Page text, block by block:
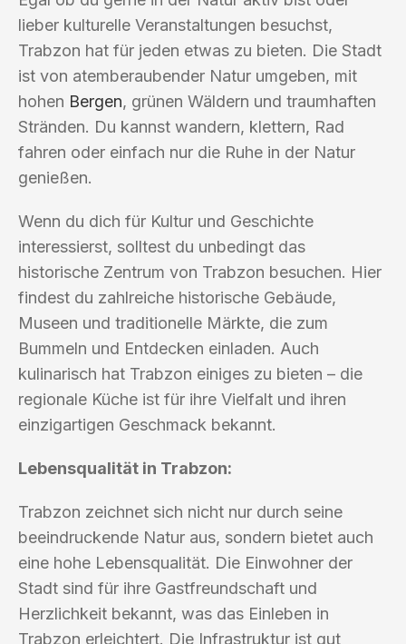
lieber kulturelle Veranstaltungen besuchst,
Trabzon hat für jeden etwas zu bieten. Die Stadt
ist von atemberaubender Natur umgeben, mit
hohen Bergen, grünen Wäldern und traumhaften
Stränden. Du kannst wandern, klettern, Rad
fahren oder einfach nur die Ruhe in der Natur
genießen.
Wenn du dich für Kultur und Geschichte
interessierst, solltest du unbedingt das
historische Zentrum von Trabzon besuchen. Hier
findest du zahlreiche historische Gebäude,
Museen und traditionelle Märkte, die zum
Bummeln und Entdecken einladen. Auch
kulinarisch hat Trabzon einiges zu bieten – die
regionale Küche ist für ihre Vielfalt und ihren
einzigartigen Geschmack bekannt.
Lebensqualität in Trabzon:
Trabzon zeichnet sich nicht nur durch seine
beeindruckende Natur aus, sondern bietet auch
eine hohe Lebensqualität. Die Einwohner der
Stadt sind für ihre Gastfreundschaft und
Herzlichkeit bekannt, was das Einleben in
Trabzon erleichtert. Die Infrastruktur ist gut